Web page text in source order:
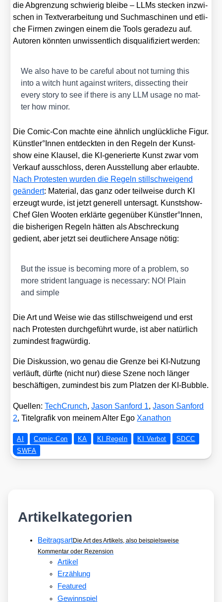
die Abgren­zung schwie­rig blei­be – LLMs ste­cken inzwi­
schen in Text­ver­ar­bei­tung und Such­ma­schi­nen und etli­
che Fir­men zwin­gen einem die Tools gera­de­zu auf.
Autoren könn­ten unwis­sent­lich dis­qua­li­fi­ziert wer­den:
We also have to be careful about not tur­ning this
into a witch hunt against wri­ters, dis­sec­ting their
every sto­ry to see if the­re is any LLM usa­ge no mat­
ter how minor.
Die Comic-Con mach­te eine ähn­lich unglück­li­che Figur.
Künstler°Innen ent­deck­ten in den Regeln der Kunst­
show eine Klau­sel, die KI-gene­rier­te Kunst zwar vom
Ver­kauf aus­schloss, deren Aus­stel­lung aber erlaub­te.
Nach Pro­tes­ten wur­den die Regeln still­schwei­gend
geän­dert: Mate­ri­al, das ganz oder teil­wei­se durch KI
erzeugt wur­de, ist jetzt gene­rell unter­sagt. Kunst­show-
Chef Glen Woo­ten erklär­te gegen­über Künstler°Innen,
die bis­he­ri­gen Regeln hät­ten als Abschre­ckung
gedient, aber jetzt sei deut­li­che­re Ansa­ge nötig:
But the issue is beco­ming more of a pro­blem, so
more strident lan­guage is neces­sa­ry: NO! Plain
and simp­le
Die Art und Wei­se wie das still­schwei­gend und erst
nach Pro­tes­ten durch­ge­führt wur­de, ist aber natür­lich
zumin­dest frag­wür­dig.
Die Dis­kus­si­on, wo genau die Gren­ze bei KI-Nut­zung
ver­läuft, dürf­te (nicht nur) die­se Sze­ne noch län­ger
beschäf­ti­gen, zumin­dest bis zum Plat­zen der KI-Bubble.
Quel­len:Tech­Crunch,Jason San­ford 1,Jason San­ford
2, Titel­gra­fik von mei­nem Alter Ego Xan­athon
AI Comic Con KA KI Regeln KI Verbot
SDCC
SWFA
Artikelkategorien
BeitragsartDie Art des Artikels, also beispielsweise
Kommentar oder Rezension
Artikel
Erzählung
Featured
Gewinnspiel